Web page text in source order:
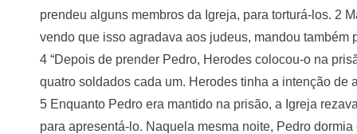
prendeu alguns membros da Igreja, para torturá-los. 2
vendo que isso agradava aos judeus, mandou
4 “Depois de prender Pedro, Herodes colocou-o na
quatro soldados cada um. Herodes tinha a intenção de
5 Enquanto Pedro era mantido na prisão, a Igreja
para apresentá-lo. Naquela mesma noite, Pedro